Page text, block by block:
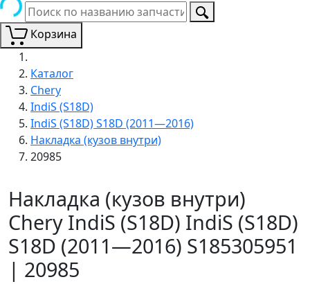
Корзина
Каталог
Chery
IndiS (S18D)
IndiS (S18D) S18D (2011—2016)
Накладка (кузов внутри)
20985
Накладка (кузов внутри)
Chery IndiS (S18D) IndiS (S18D)
S18D (2011—2016) S185305951
| 20985